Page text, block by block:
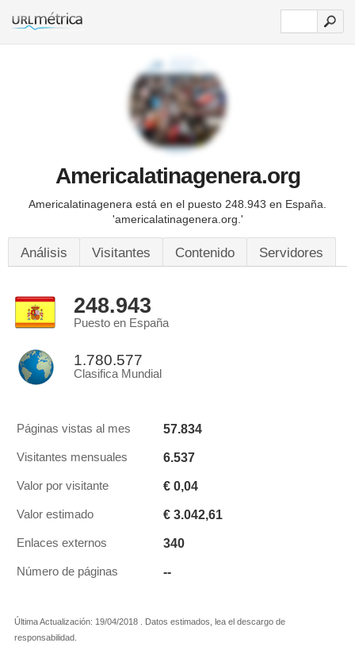
Americalatinagenera.org
Americalatinagenera está en el puesto 248.943 en España.
'americalatinagenera.org.'
Análisis Visitantes Contenido Servidores
248.943
Puesto en España
1.780.577
Clasifica Mundial
Páginas vistas al mes 57.834
Visitantes mensuales 6.537
Valor por visitante € 0,04
Valor estimado € 3.042,61
Enlaces externos 340
Número de páginas --
Última Actualización: 19/04/2018 . Datos estimados, lea el descargo de
responsabilidad.